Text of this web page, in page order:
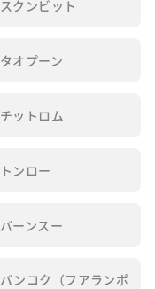
スクンビット
タオプーン
チットロム
トンロー
バーンスー
バンコク（フアランポ